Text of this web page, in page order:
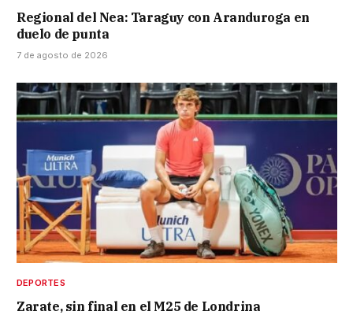
Regional del Nea: Taraguy con Aranduroga en
duelo de punta
7 de agosto de 2026
DEPORTES
Zarate, sin final en el M25 de Londrina